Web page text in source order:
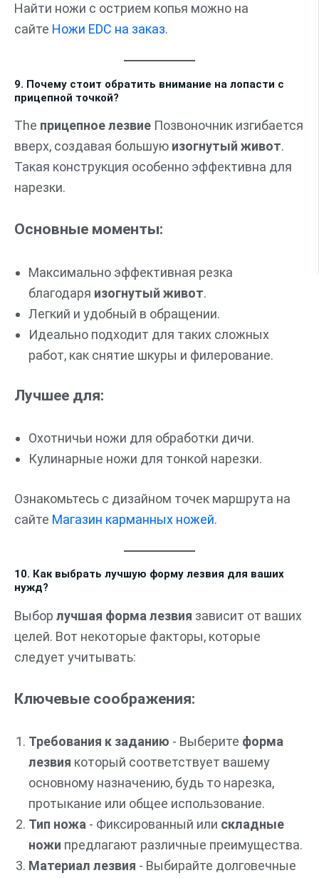
Найти ножи с острием копья можно на
сайте Ножи EDC на заказ.
9. Почему стоит обратить внимание на лопасти с
прицепной точкой?
The прицепное лезвие Позвоночник изгибается
вверх, создавая большую изогнутый живот.
Такая конструкция особенно эффективна для
нарезки.
Основные моменты:
Максимально эффективная резка
благодаря изогнутый живот.
Легкий и удобный в обращении.
Идеально подходит для таких сложных
работ, как снятие шкуры и филерование.
Лучшее для:
Охотничьи ножи для обработки дичи.
Кулинарные ножи для тонкой нарезки.
Ознакомьтесь с дизайном точек маршрута на
сайте Магазин карманных ножей.
10. Как выбрать лучшую форму лезвия для ваших
нужд?
Выбор лучшая форма лезвия зависит от ваших
целей. Вот некоторые факторы, которые
следует учитывать:
Ключевые соображения:
Требования к заданию - Выберите форма
лезвия который соответствует вашему
основному назначению, будь то нарезка,
протыкание или общее использование.
Тип ножа - Фиксированный или складные
ножи предлагают различные преимущества.
Материал лезвия - Выбирайте долговечные